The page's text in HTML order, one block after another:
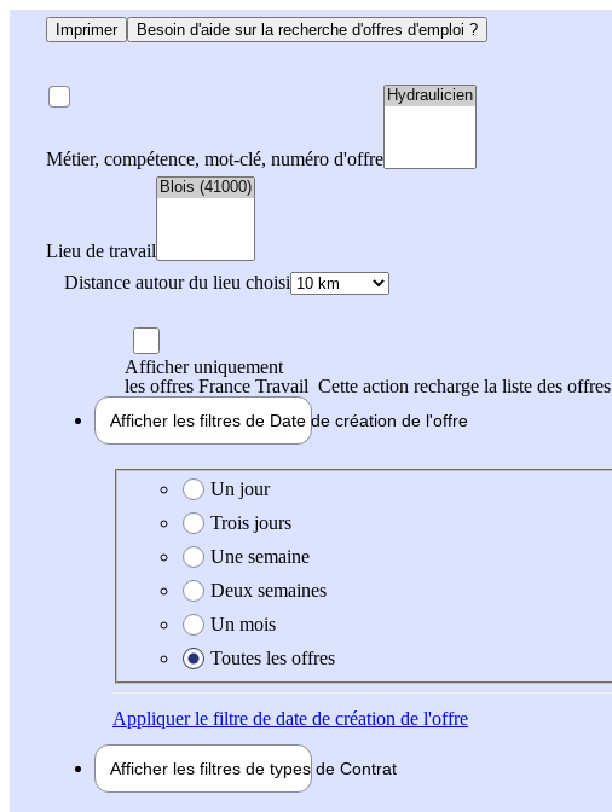
Imprimer Besoin d'aide sur la recherche d'offres d'emploi ?
Métier, compétence, mot-clé, numéro d'offre
Lieu de travail
Distance autour du lieu choisi
Afficher uniquement
les offres France Travail Cette action recharge la liste des offres
Afficher les filtres de Date de création de l'offre
Date de création de l'offre
Un jour
Trois jours
Une semaine
Deux semaines
Un mois
Toutes les offres
Appliquerle filtre de date de création de l'offre
Afficher les filtres de types de Contrat